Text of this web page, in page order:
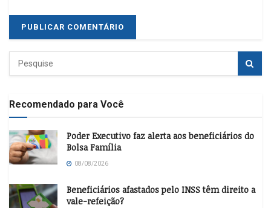
Recomendado para Você
Poder Executivo faz alerta aos beneficiários do
Bolsa Família
08/08/2026
Beneficiários afastados pelo INSS têm direito a
vale-refeição?